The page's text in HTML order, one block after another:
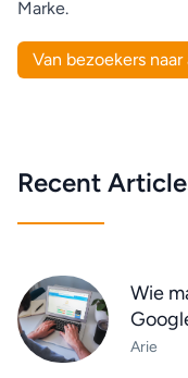
Marke.
Van bezoekers naar
Recent
Wie
Arie